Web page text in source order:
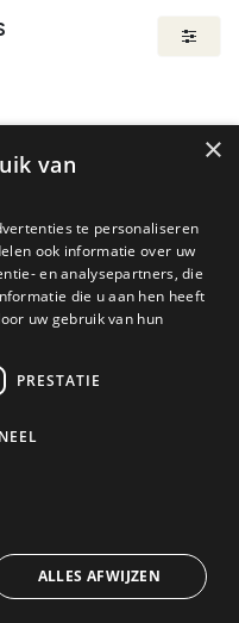
available
×
van
te personaliseren
ook informatie over uw
en analysepartners, die
die u aan hen heeft
uw gebruik van hun
PRESTATIE
ALLES AFWIJZEN